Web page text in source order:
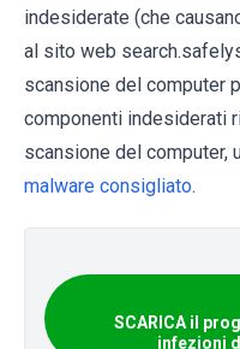
indesiderate (che
al sito web
scansione del computer
componenti indesiderati
scansione del computer,
malware consigliato.
SCARICA il
infezioni